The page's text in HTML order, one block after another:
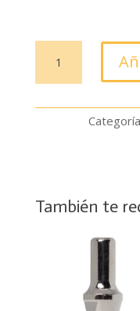
plasma
IPX62
También te